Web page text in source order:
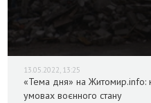
13.05.2022, 13:25
«Тема дня» на Житомир.info:
умовах воєнного стану